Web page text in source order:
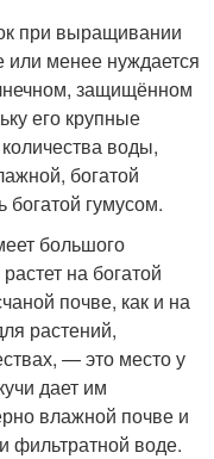
при выращивании
или менее нуждается
защищённом
его крупные
воды,
богатой
гумусом.
большого
на богатой
почве, как и на
растений,
— это место у
дает им
влажной почве и
фильтратной воде.